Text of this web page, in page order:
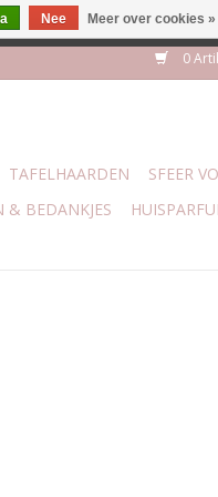
0
TAFELHAARDEN SFEER
& BEDANKJES
Nee Meer over cookies »
boven de 70 euro geen